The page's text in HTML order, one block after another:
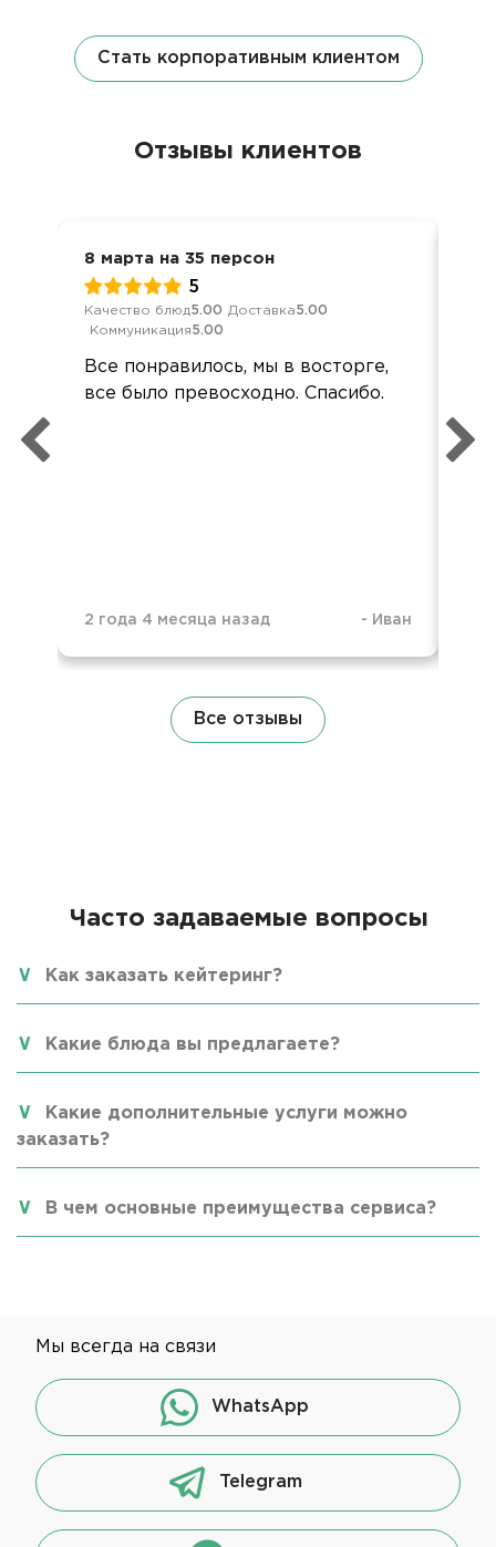
Стать корпоративным клиентом
Отзывы клиентов
8 марта на 35 персон
5
Качество блюд5.00 Доставка5.00
Коммуникация5.00
Все понравилось, мы в восторге,
все было превосходно. Спасибо.
2 года 4 месяца назад - Иван
Все отзывы
Часто задаваемые вопросы
Как заказать кейтеринг?
Какие блюда вы предлагаете?
Какие дополнительные услуги можно
заказать?
В чем основные преимущества сервиса?
Мы всегда на связи
WhatsApp
Telegram